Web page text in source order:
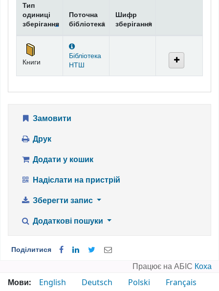
Фонди
Тип
одиниці
зберігання
Поточна
бібліотека
Шифр
зберігання
Книги
Бібліотека
НТШ
Замовити
Друк
Додати у кошик
Надіслати на пристрій
Зберегти запис
Додаткові пошуки
Поділитися
Працює на АБІС Коха
Мови:
English Deutsch Polski Français